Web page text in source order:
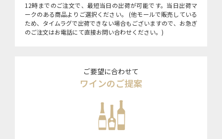
12時までのご注文で、最短当日の出荷が可能です。当日出荷マ
ークのある商品よりご選択ください。 (他モールで販売している
ため、タイムラグで出荷できない場合もございますので、お急ぎ
のご注文はお電話にて直接お問い合わせください。)
ご要望に合わせて
ワインのご提案